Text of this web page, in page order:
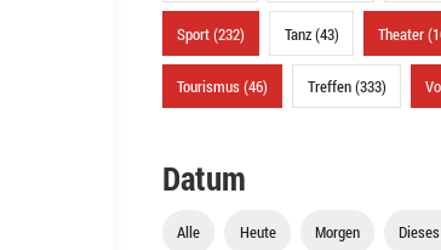
Sport (232) Tanz (43) Theater
Tourismus (46) Treffen (333)
Datum
Alle Heute Morgen